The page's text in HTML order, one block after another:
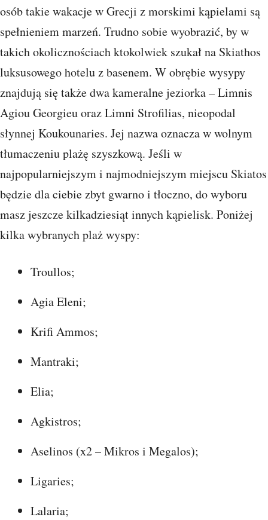
osób takie wakacje w Grecji z morskimi kąpielami są
spełnieniem marzeń. Trudno sobie wyobrazić, by w
takich okolicznościach ktokolwiek szukał na Skiathos
luksusowego hotelu z basenem. W obrębie wysypy
znajdują się także dwa kameralne jeziorka – Limnis
Agiou Georgieu oraz Limni Strofilias, nieopodal
słynnej Koukounaries. Jej nazwa oznacza w wolnym
tłumaczeniu plażę szyszkową. Jeśli w
najpopularniejszym i najmodniejszym miejscu Skiatos
będzie dla ciebie zbyt gwarno i tłoczno, do wyboru
masz jeszcze kilkadziesiąt innych kąpielisk. Poniżej
kilka wybranych plaż wyspy:
Troullos;
Agia Eleni;
Krifi Ammos;
Mantraki;
Elia;
Agkistros;
Aselinos (x2 – Mikros i Megalos);
Ligaries;
Lalaria;